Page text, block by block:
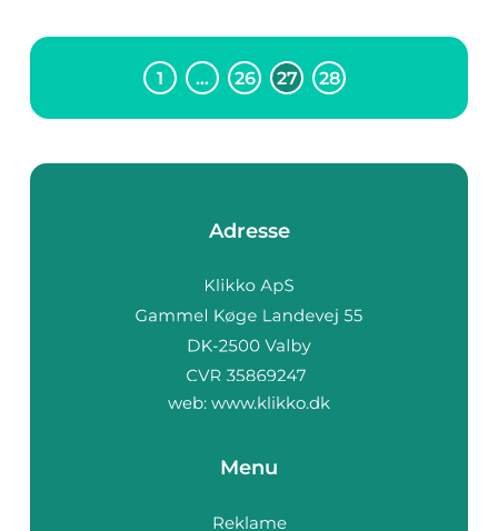
1 … 26 27 28
Adresse
web: www.klikko.dk
Menu
Reklame